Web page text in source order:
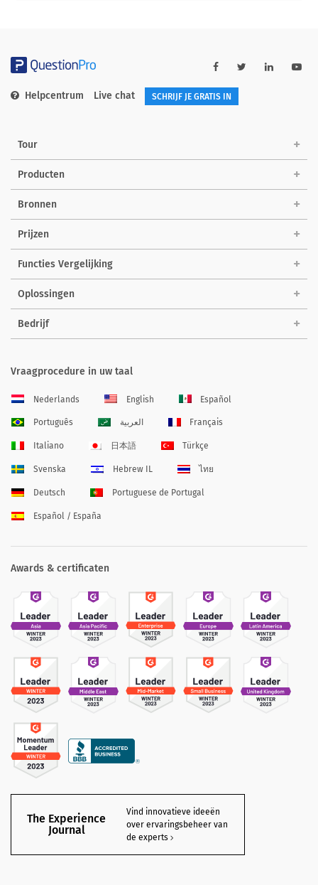
Helpcentrum Live chat SCHRIJF JE GRATIS IN
Tour
Producten
Bronnen
Prijzen
Functies Vergelijking
Oplossingen
Bedrijf
Vraagprocedure in uw taal
Nederlands English Español
Português العربية Français
Italiano 日本語 Türkçe
Svenska Hebrew IL ไทย
Deutsch Portuguese de Portugal
Español / España
Awards & certificaten
The Experience
Journal
Vind innovatieve ideeën
over ervaringsbeheer van
de experts